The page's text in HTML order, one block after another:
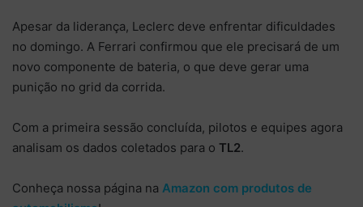
Apesar da liderança, Leclerc deve enfrentar dificuldades
no domingo. A Ferrari confirmou que ele precisará de um
novo componente de bateria, o que deve gerar uma
punição no grid da corrida.
Com a primeira sessão concluída, pilotos e equipes agora
analisam os dados coletados para o TL2.
Conheça nossa página na Amazon com produtos de